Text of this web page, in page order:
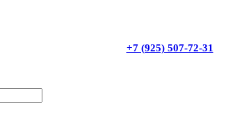
+7 (925) 507-72-31